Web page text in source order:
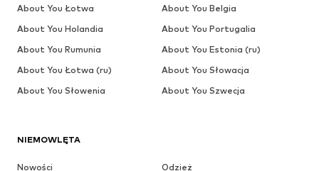
NIEMOWLĘTA
Nowości
Odzież
About You Łotwa
About You Belgia
About You Holandia
About You Portugalia
About You Rumunia
About You Estonia (ru)
About You Łotwa (ru)
About You Słowacja
About You Słowenia
About You Szwecja